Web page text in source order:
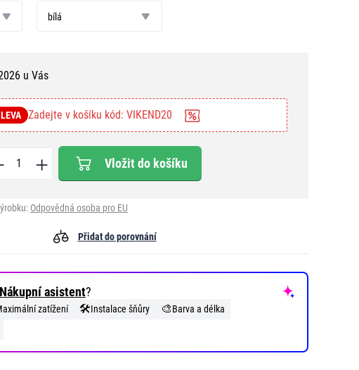
bílá
u Vás
Zadejte v košíku kód: VIKEND20
Vložit do košíku
Odpovědná osoba pro EU
Přidat do porovnání
Nákupní asistent?
zatížení 🛠️Instalace šňůry 🎨Barva a délka